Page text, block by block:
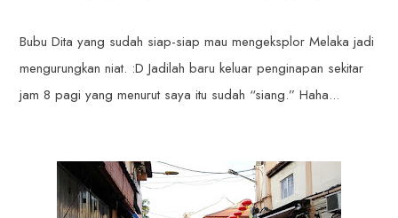
Bubu Dita yang sudah siap-siap mau mengeksplor Melaka jadi
mengurungkan niat. :D Jadilah baru keluar penginapan sekitar
jam 8 pagi yang menurut saya itu sudah “siang.” Haha...